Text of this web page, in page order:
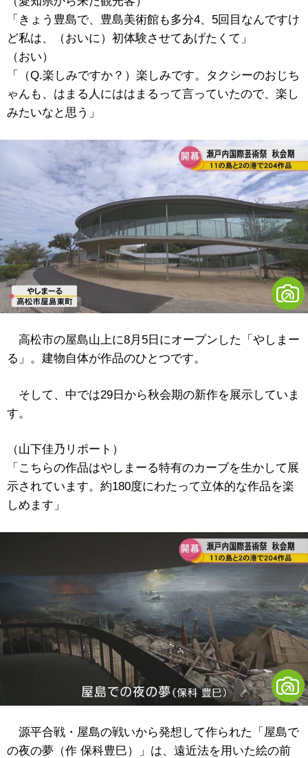
「きょう豊島で、豊島美術館も多分4、5回目なんですけ
ど私は、（おいに）初体験させてあげたくて」
（おい）
「（Q.楽しみですか？）楽しみです。タクシーのおじち
ゃんも、はまる人にははまるって言っていたので、楽し
みたいなと思う」
高松市の屋島山上に8月5日にオープンした「やしまー
る」。建物自体が作品のひとつです。
そして、中では29日から秋会期の新作を展示していま
す。
（山下佳乃リポート）
「こちらの作品はやしまーる特有のカーブを生かして展
示されています。約180度にわたって立体的な作品を楽
しめます」
源平合戦・屋島の戦いから発想して作られた「屋島で
の夜の夢（作 保科豊巳）」は、遠近法を用いた絵の前